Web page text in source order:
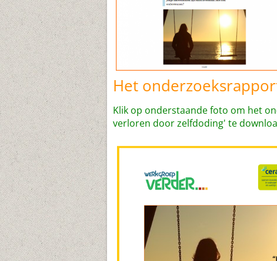
Het
Klik op onderstaande foto om het
verloren door zelfdoding' te